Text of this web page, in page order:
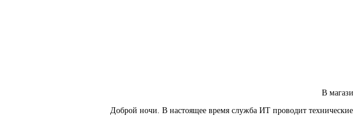
В
Доброй ночи. В настоящее время служба ИТ проводит